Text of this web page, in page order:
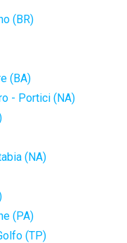
(BR)
(BA)
- Portici (NA)
(NA)
(PA)
(TP)